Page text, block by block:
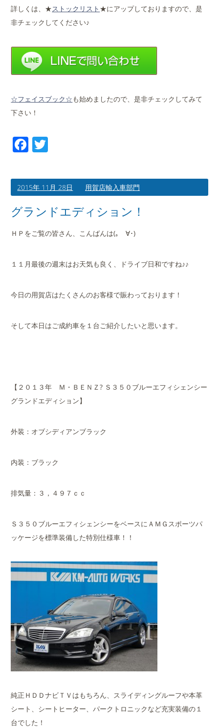
詳しくは、★ストックリスト ★にアップしておりますので、是
非チェックしてください♪
☆フェイスブック☆も始めましたので、是非チェックしてみて
下さい！
Facebook
2015年 11月 28日 用賀店輸入車部門
グランドエディション！
ＨＰをご覧の皆さん、こんばんは(｡ゝ∀･)
１１月最後の週末はお天気も良く、ドライブ日和ですね♪♪
今日の用賀店はたくさんのお客様で賑わっております！
そして本日はご成約車を１台ご紹介したいと思います。
【２０１３年 Ｍ・ＢＥＮＺ? Ｓ３５０ブルーエフィシェンシー
グランドエディション】
外装：オブシディアンブラック
内装：ブラック
排気量：３，４９７ｃｃ
Ｓ３５０ブルーエフィシェンシーをベースにＡＭＧスポーツパ
ッケージを標準装備した特別仕様車！！
純正ＨＤＤナビＴＶはもちろん、スライディングルーフや本革
シート、シートヒーター、パークトロニックなど充実装備の１
台でした！